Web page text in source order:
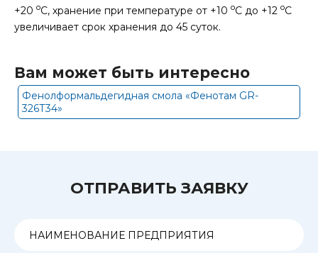
+20 oС, хранение при температуре от +10 oС до +12 oС
увеличивает срок хранения до 45 суток.
Вам может быть интересно
Фенолформальдегидная смола «Фенотам GR-
326Т34»
ОТПРАВИТЬ ЗАЯВКУ